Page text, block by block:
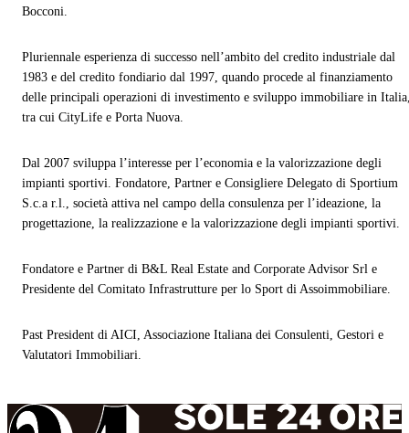
Bocconi.
Pluriennale esperienza di successo nell’ambito del credito industriale dal
1983 e del credito fondiario dal 1997, quando procede al finanziamento
delle principali operazioni di investimento e sviluppo immobiliare in
tra cui CityLife e Porta Nuova.
Dal 2007 sviluppa l’interesse per l’economia e la valorizzazione degli
impianti sportivi. Fondatore, Partner e Consigliere Delegato di Sportium
S.c.a r.l., società attiva nel campo della consulenza per l’ideazione, la
progettazione, la realizzazione e la valorizzazione degli impianti sportivi.
Fondatore e Partner di B&L Real Estate and Corporate Advisor Srl e
Presidente del Comitato Infrastrutture per lo Sport di Assoimmobiliare.
Past President di AICI, Associazione Italiana dei Consulenti, Gestori e
Valutatori Immobiliari.